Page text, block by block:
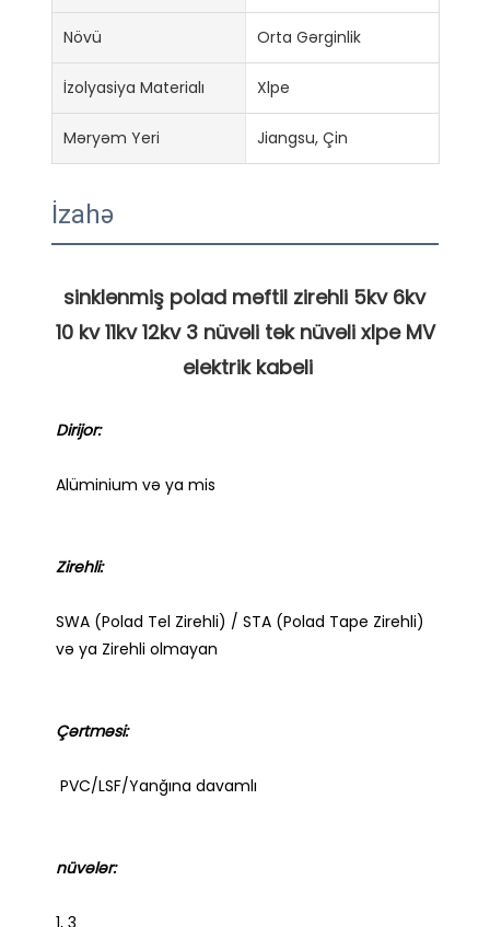
Növü Orta Gərginlik
İzolyasiya Materialı Xlpe
Məryəm Yeri Jiangsu, Çin
İzahə
sinklənmiş polad məftil zirehli 5kv 6kv
10 kv 11kv 12kv 3 nüvəli tək nüvəli xlpe MV
elektrik kabeli
SWA (Polad Tel Zirehli) / STA (Polad Tape Zirehli)
Çərtməsi: